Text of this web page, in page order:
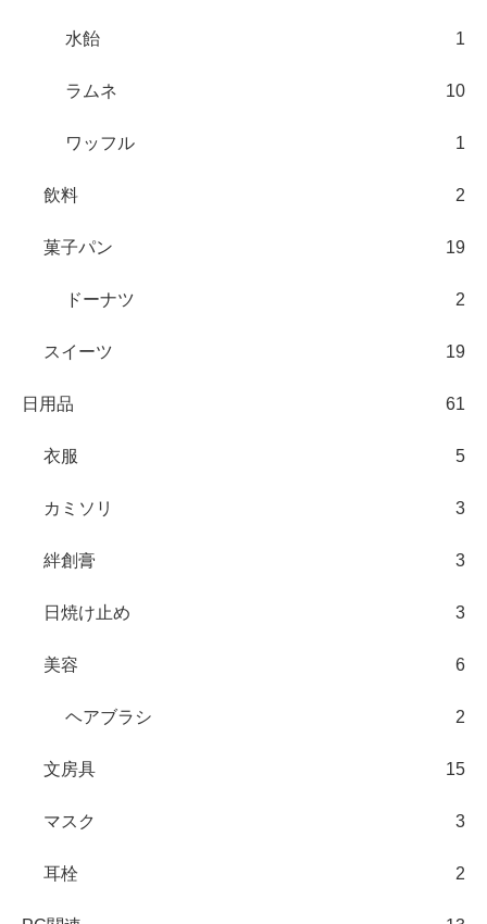
水飴 1
ラムネ 10
ワッフル 1
飲料 2
菓子パン 19
ドーナツ 2
スイーツ 19
日用品 61
衣服 5
カミソリ 3
絆創膏 3
日焼け止め 3
美容 6
ヘアブラシ 2
文房具 15
マスク 3
耳栓 2